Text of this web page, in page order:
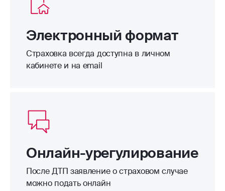
Электронный формат
Страховка всегда доступна в личном
кабинете и на email
Онлайн-урегулирование
После ДТП заявление о страховом случае
можно подать онлайн